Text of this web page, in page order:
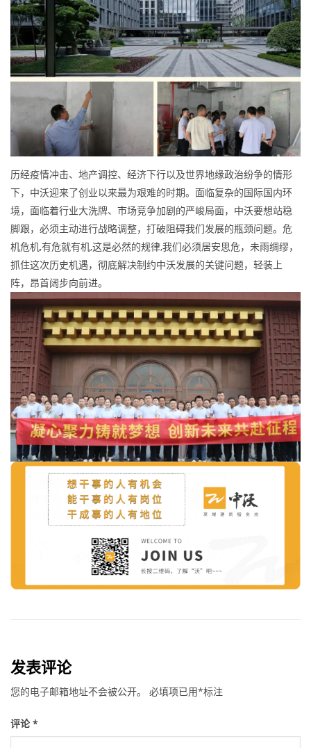
历经疫情冲击、地产调控、经济下行以及世界地缘政治纷争的情形
下，中沃迎来了创业以来最为艰难的时期。面临复杂的国际国内环
境，面临着行业大洗牌、市场竞争加剧的严峻局面，中沃要想站稳
脚跟，必须主动进行战略调整，打破阻碍我们发展的瓶颈问题。危
机危机,有危就有机,这是必然的规律,我们必须居安思危，未雨绸缪，
抓住这次历史机遇，彻底解决制约中沃发展的关键问题，轻装上
阵，昂首阔步向前进。
发表评论
您的电子邮箱地址不会被公开。 必填项已用*标注
评论*